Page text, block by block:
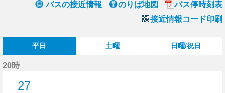
バスの接近情報 のりば地図
バス停時刻表
接近情報コード印刷
平日 土曜 日曜/祝日
20時
27